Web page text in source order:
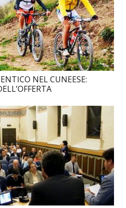
NEL CUNEESE: